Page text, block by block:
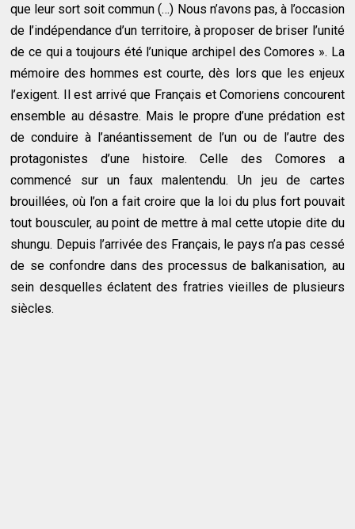
que leur sort soit commun (…) Nous n’avons pas, à l’occasion
de l’indépendance d’un territoire, à proposer de briser l’unité
de ce qui a toujours été l’unique archipel des Comores ». La
mémoire des hommes est courte, dès lors que les enjeux
l’exigent. Il est arrivé que Français et Comoriens concourent
ensemble au désastre. Mais le propre d’une prédation est
de conduire à l’anéantissement de l’un ou de l’autre des
protagonistes d’une histoire. Celle des Comores a
commencé sur un faux malentendu. Un jeu de cartes
brouillées, où l’on a fait croire que la loi du plus fort pouvait
tout bousculer, au point de mettre à mal cette utopie dite du
shungu. Depuis l’arrivée des Français, le pays n’a pas cessé
de se confondre dans des processus de balkanisation, au
sein desquelles éclatent des fratries vieilles de plusieurs
siècles.